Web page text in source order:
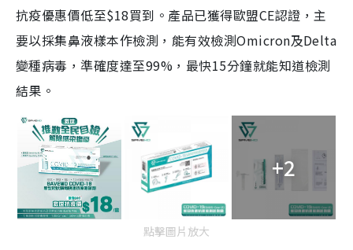
抗疫優惠價低至$18買到。產品已獲得歐盟CE認證，主
要以採集鼻液樣本作檢測，能有效檢測Omicron及Delta
變種病毒，準確度達至99%，最快15分鐘就能知道檢測
結果。
+2
點擊圖片放大